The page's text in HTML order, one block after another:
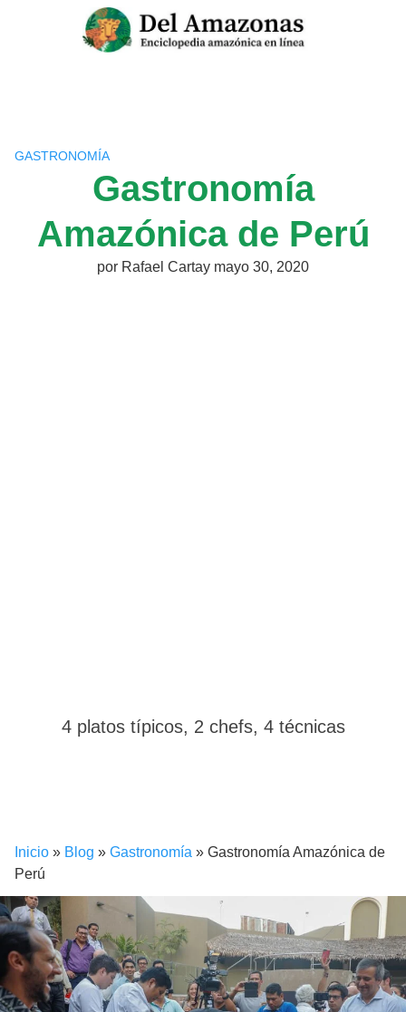
GASTRONOMÍA
Gastronomía
Amazónica de Perú
por Rafael Cartay mayo 30, 2020
4 platos típicos, 2 chefs, 4 técnicas
Inicio » Blog » Gastronomía » Gastronomía Amazónica de
Perú